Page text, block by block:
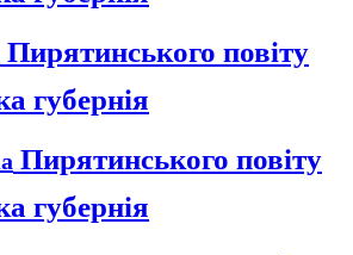
Пирятинського повіту
губернія
Пирятинського повіту
губернія